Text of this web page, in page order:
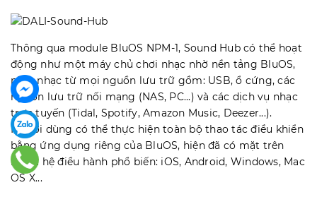
Thông qua module BluOS NPM-1, Sound Hub có thể hoạt
động như một máy chủ chơi nhạc nhờ nền tảng BluOS,
phát nhạc từ mọi nguồn lưu trữ gồm: USB, ổ cứng, các
nguồn lưu trữ nối mạng (NAS, PC...) và các dịch vụ nhạc
trực tuyến (Tidal, Spotify, Amazon Music, Deezer...).
Người dùng có thể thực hiện toàn bộ thao tác điều khiển
bằng ứng dụng riêng của BluOS, hiện đã có mặt trên
nhiều hệ điều hành phổ biến: iOS, Android, Windows, Mac
OS X...